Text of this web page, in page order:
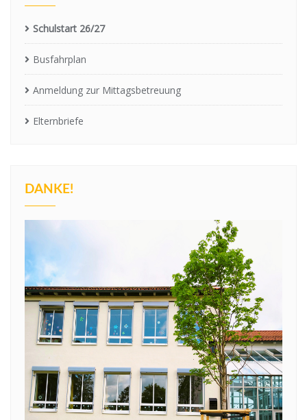
Schulstart 26/27
Busfahrplan
Anmeldung zur Mittagsbetreuung
Elternbriefe
DANKE!